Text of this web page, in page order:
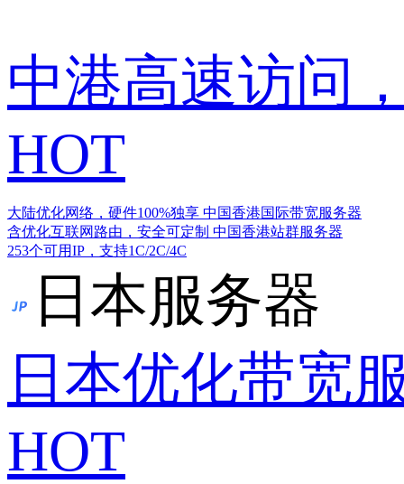
中港高速访问
HOT
大陆优化网络，硬件100%独享 中国香港国际带宽服务器
含优化互联网路由，安全可定制 中国香港站群服务器
253个可用IP，支持1C/2C/4C
日本服务器
日本优化带宽
HOT